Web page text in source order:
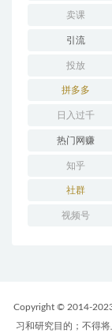
卖课
引流
投放
拼多多
日入过千
热门网赚
知乎
社群
视频号
Copyright © 2014-
习和研究目的；不得